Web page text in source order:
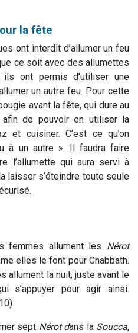
la fête
ont interdit d’allumer un feu
ce soit avec des allumettes
ils ont permis d’utiliser une
un autre feu. Pour cette
avant la fête, qui dure au
afin de pouvoir en utiliser la
et cuisiner. C’est ce qu’on
à un autre ». Il faudra faire
l’allumette qui aura servi à
laisser s’éteindre toute seule
femmes allument les Nérot
elles le font pour Chabbath.
allument la nuit, juste avant le
s’appuyer pour agir ainsi.
sept Nérot dans la Soucca,